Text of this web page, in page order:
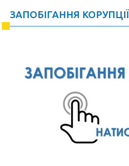
ЗАПОБІГАННЯ КОРУПЦІЇ